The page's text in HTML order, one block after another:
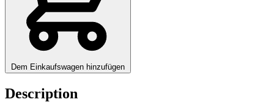
Dem Einkaufswagen hinzufügen
Description